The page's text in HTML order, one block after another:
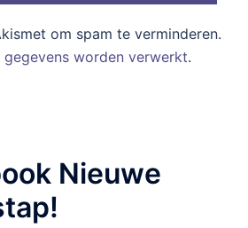
om spam te verminderen.
worden verwerkt.
Nieuwe